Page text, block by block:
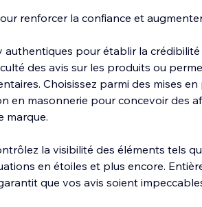
renforcer la confiance et
authentiques pour établir la
des avis sur les produits ou
Choisissez parmi des mises
en masonnerie pour concevoir des
marque.
la visibilité des éléments tels
en étoiles et plus encore.
que vos avis soient